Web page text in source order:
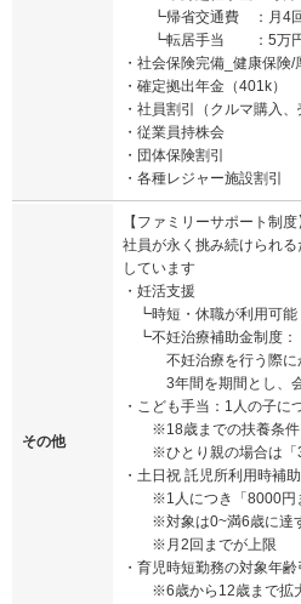
┗帰省交通費 ：月4回
┗転居手当 ：5万円支
・社会保険完備_健康保険
・確定拠出年金（401k）
・社員割引（クルマ購入
・従業員持株会
・団体保険割引
・各種レジャー施設割引
その他
【ファミリーサポート制度
社員が永く挑み続けられ
しています
・妊活支援
┗時短・休職が利用可能
┗不妊治療補助金制度：
不妊治療を行う際にか
3年間を期間とし、会
・こども手当：1人の子に
※18歳までの扶養条件
※ひとり親の場合は「3
・土日祝 託児所利用時補助
※1人につき「8000円ま
※対象は0~満6歳に達
※月2回までが上限
・育児時短勤務の対象年
※6歳から12歳まで拡